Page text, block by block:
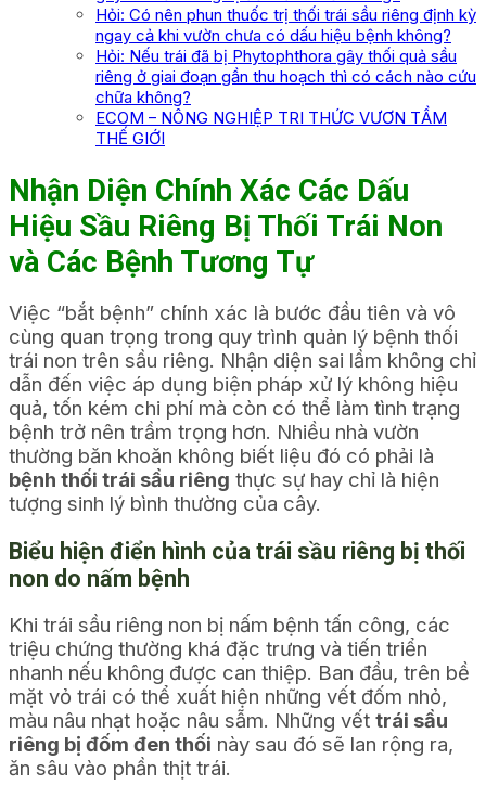
Hỏi: Có nên phun thuốc trị thối trái sầu riêng định kỳ
ngay cả khi vườn chưa có dấu hiệu bệnh không?
Hỏi: Nếu trái đã bị Phytophthora gây thối quả sầu
riêng ở giai đoạn gần thu hoạch thì có cách nào cứu
chữa không?
ECOM – NÔNG NGHIỆP TRI THỨC VƯƠN TẦM
THẾ GIỚI
Nhận Diện Chính Xác Các Dấu
Hiệu Sầu Riêng Bị Thối Trái Non
và Các Bệnh Tương Tự
Việc “bắt bệnh” chính xác là bước đầu tiên và vô
cùng quan trọng trong quy trình quản lý bệnh thối
trái non trên sầu riêng. Nhận diện sai lầm không chỉ
dẫn đến việc áp dụng biện pháp xử lý không hiệu
quả, tốn kém chi phí mà còn có thể làm tình trạng
bệnh trở nên trầm trọng hơn. Nhiều nhà vườn
thường băn khoăn không biết liệu đó có phải là
bệnh thối trái sầu riêng thực sự hay chỉ là hiện
tượng sinh lý bình thường của cây.
Biểu hiện điển hình của trái sầu riêng bị thối
non do nấm bệnh
Khi trái sầu riêng non bị nấm bệnh tấn công, các
triệu chứng thường khá đặc trưng và tiến triển
nhanh nếu không được can thiệp. Ban đầu, trên bề
mặt vỏ trái có thể xuất hiện những vết đốm nhỏ,
màu nâu nhạt hoặc nâu sẫm. Những vết trái sầu
riêng bị đốm đen thối này sau đó sẽ lan rộng ra,
ăn sâu vào phần thịt trái.